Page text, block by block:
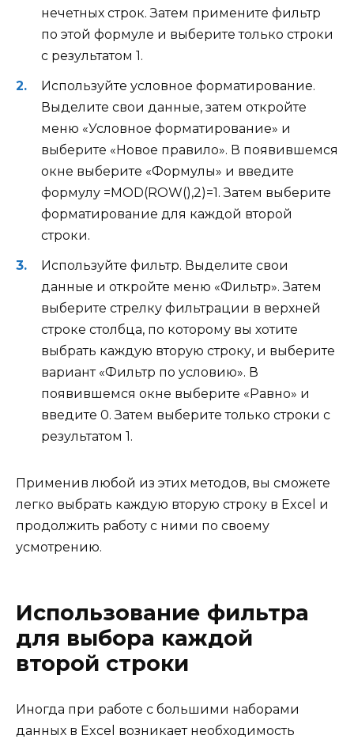
нечетных строк. Затем примените фильтр
по этой формуле и выберите только строки
с результатом 1.
Используйте условное форматирование.
Выделите свои данные, затем откройте
меню «Условное форматирование» и
выберите «Новое правило». В появившемся
окне выберите «Формулы» и введите
формулу =MOD(ROW(),2)=1. Затем выберите
форматирование для каждой второй
строки.
Используйте фильтр. Выделите свои
данные и откройте меню «Фильтр». Затем
выберите стрелку фильтрации в верхней
строке столбца, по которому вы хотите
выбрать каждую вторую строку, и выберите
вариант «Фильтр по условию». В
появившемся окне выберите «Равно» и
введите 0. Затем выберите только строки с
результатом 1.
Применив любой из этих методов, вы сможете
легко выбрать каждую вторую строку в Excel и
продолжить работу с ними по своему
усмотрению.
Использование фильтра
для выбора каждой
второй строки
Иногда при работе с большими наборами
данных в Excel возникает необходимость